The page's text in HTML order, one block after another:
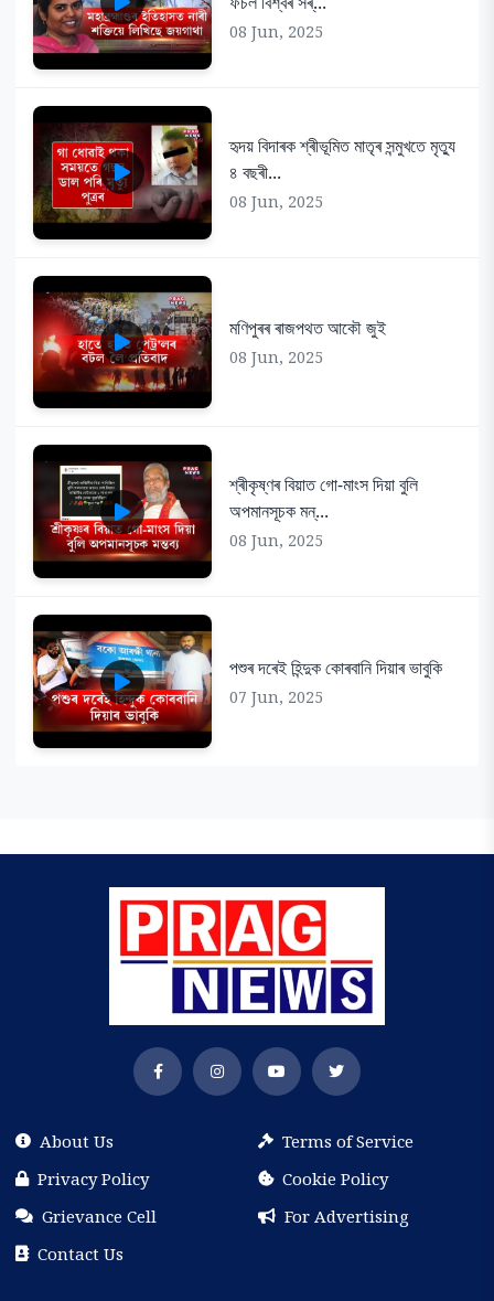
08 Jun, 2025
হৃদয় বিদাৰক শ্ৰীভূমিত মাতৃৰ সন্মুখতে মৃত্যু
৪ বছৰী...
08 Jun, 2025
মণিপুৰৰ ৰাজপথত আকৌ জুই
08 Jun, 2025
শ্ৰীকৃষ্ণৰ বিয়াত গো-মাংস দিয়া বুলি
অপমানসূচক মন্...
08 Jun, 2025
পশুৰ দৰেই হিন্দুক কোৰবানি দিয়াৰ ভাবুকি
07 Jun, 2025
About Us
Terms of Service
Privacy Policy
Cookie Policy
Grievance Cell
For Advertising
Contact Us